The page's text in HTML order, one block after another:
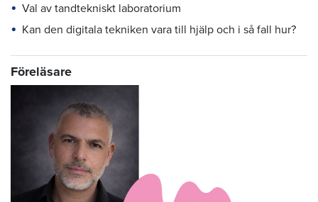
Val av tandtekniskt laboratorium
Kan den digitala tekniken vara till hjälp och i så fall hur?
Föreläsare